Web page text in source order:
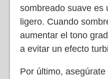
sombreado suave es
ligero. Cuando
aumentar el tono
a evitar un efecto
Por último,